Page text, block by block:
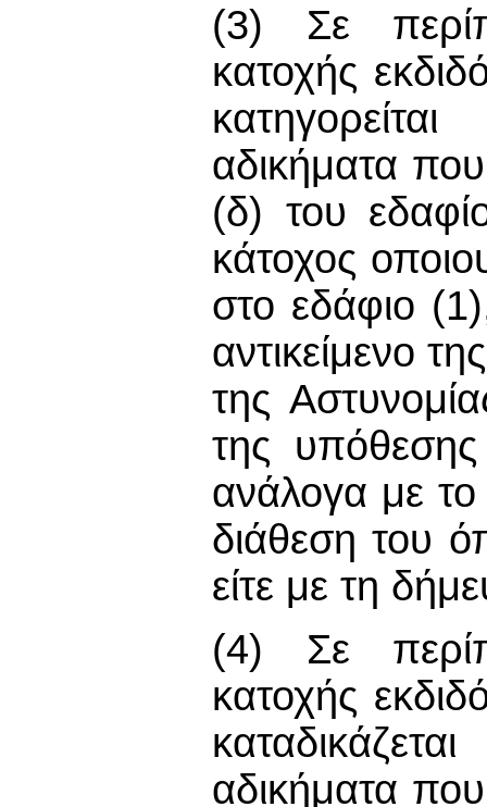
(3) Σε
κατοχής
αδικήματα
(δ) του
κάτοχος
στο εδάφιο
αντικείμενο
της
της υπόθεσης
ανάλογα με το
διάθεση του
είτε με τη
(4) Σε
κατοχής
αδικήματα